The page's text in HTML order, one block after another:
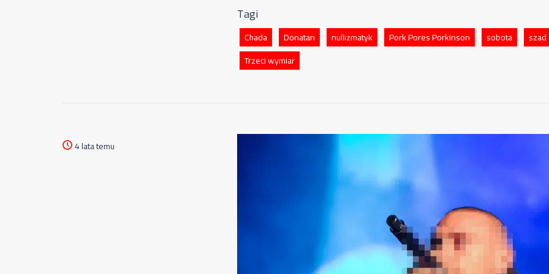
Tagi
Chada Donatan nullizmatyk Pork Pores Porkinson sobota
szad
Trzeci wymiar
4 lata temu